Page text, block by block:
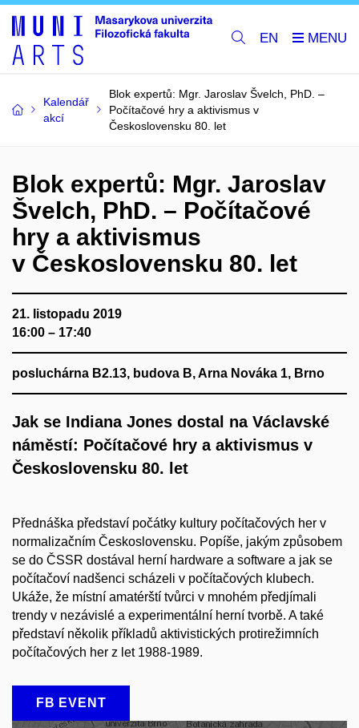
EN
Kalendář
akcí
Blok expertů: Mgr. Jaroslav Švelch, PhD. –
Počítačové hry a aktivismus v
Československu 80. let
Blok expertů: Mgr. Jaroslav
Švelch, PhD. – Počítačové
hry a aktivismus
v Československu 80. let
21. listopadu 2019
16:00 – 17:40
posluchárna B2.13, budova B, Arna Nováka 1, Brno
Jak se Indiana Jones dostal na Václavské
náměstí: Počítačové hry a aktivismus v
Československu 80. let
Přednáška představí počátky kultury počítačových her v
normalizačním Československu. Popíše, jakým způsobem
se do ČSSR dostával herní hardware a software a jak se
počítačoví nadšenci scházeli v počítačových klubech.
Ukáže, že místní amatérští tvůrci v mnohém předjímali
trendy v nezávislé a experimentální herní tvorbě. A také
představí několik příkladů aktivistických protirežimních
počítačových her z let 1988-1989.
FB EVENT